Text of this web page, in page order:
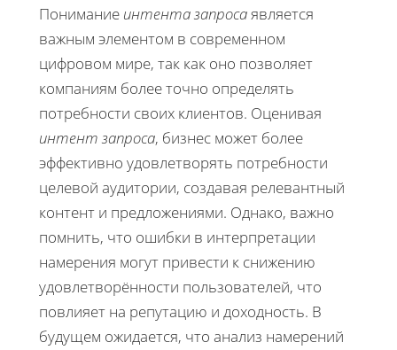
Понимание интента запросаявляется
важным элементом в современном
цифровом мире, так как оно позволяет
компаниям более точно определять
потребности своих клиентов. Оценивая
интент запроса, бизнес может более
эффективно удовлетворять потребности
целевой аудитории, создавая релевантный
контент и предложениями. Однако, важно
помнить, что ошибки в интерпретации
намерения могут привести к снижению
удовлетворённости пользователей, что
повлияет на репутацию и доходность. В
будущем ожидается, что анализ намерений